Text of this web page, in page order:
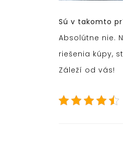
Sú v takomto
Absolútne nie.
riešenia kúpy,
Záleží od vás!